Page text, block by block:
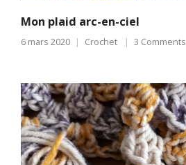
Mon plaid arc-en-ciel
6 mars 2020 Crochet 3 Comments